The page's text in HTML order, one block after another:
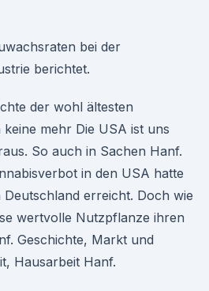
bei der
berichtet.
der wohl ältesten
mehr Die USA ist uns
So auch in Sachen Hanf.
in den USA hatte
erreicht. Doch wie
wertvolle Nutzpflanze ihren
Geschichte, Markt und
Hausarbeit Hanf.